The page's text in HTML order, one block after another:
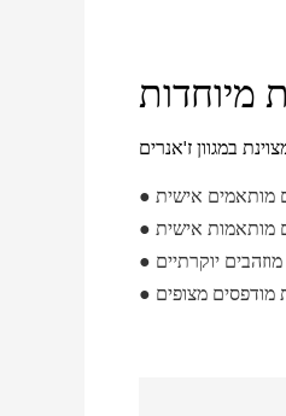
מיוחדות
מותאמים אישית
מותאמות אישית
יוקרתיים
מודפסים מצופים